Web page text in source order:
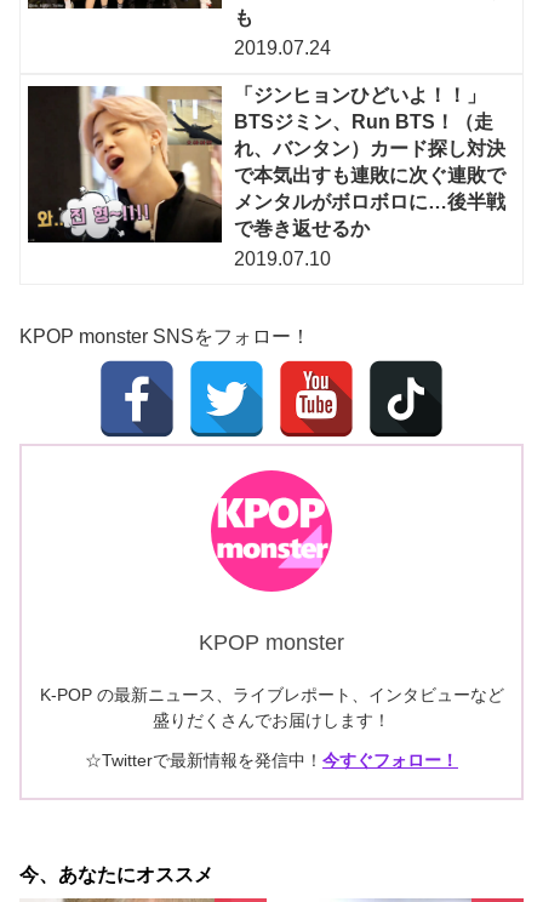
も
2019.07.24
「ジンヒョンひどいよ！！」
BTSジミン、Run BTS！（走
れ、バンタン）カード探し対決
で本気出すも連敗に次ぐ連敗で
メンタルがボロボロに…後半戦
で巻き返せるか
2019.07.10
KPOP monster SNSをフォロー！
KPOP monster
K-POP の最新ニュース、ライブレポート、インタビューなど
盛りだくさんでお届けします！
☆Twitterで最新情報を発信中！ 今すぐフォロー！
今、あなたにオススメ